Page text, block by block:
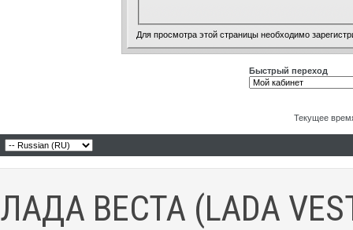
Для просмотра этой страницы необходимо
Быстрый переход
Текущее
ЛАДА ВЕСТА (LADA